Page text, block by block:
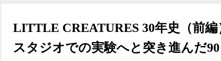
LITTLE CREATURES 30年史（前
スタジオでの実験へと突き進んだ90